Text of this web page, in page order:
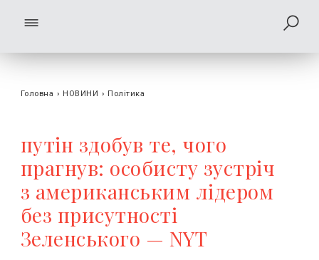
Головна › НОВИНИ › Політика
путін здобув те, чого
прагнув: особисту зустріч
з американським лідером
без присутності
Зеленського — NYT